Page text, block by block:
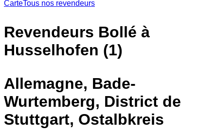
CarteTous nos revendeurs
Revendeurs Bollé à
Husselhofen (1)
Allemagne, Bade-
Wurtemberg, District de
Stuttgart, Ostalbkreis